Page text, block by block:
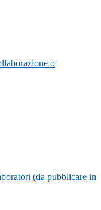
o
(da pubblicare in